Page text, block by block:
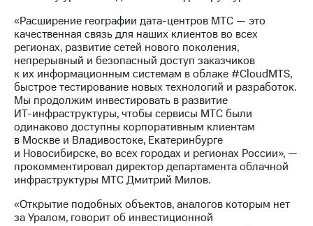
Личный
кабинет
акционера
Акционерный
капитал
Контроль
и
аудит
Рынок
акций
Описание
Программа
приобретения
Порядок
выкупа
«Расширение географии дата-центров МТС — это
качественная связь для наших клиентов во всех
регионах, развитие сетей нового поколения,
непрерывный и безопасный доступ заказчиков
к их информационным системам в облаке #CloudMTS,
быстрое тестирование новых технологий и разработок.
Мы продолжим инвестировать в развитие
ИТ-инфраструктуры, чтобы сервисы МТС были
одинаково доступны корпоративным клиентам
в Москве и Владивостоке, Екатеринбурге
и Новосибирске, во всех городах и регионах России», —
прокомментировал директор департамента облачной
инфраструктуры МТС Дмитрий Милов.
«Открытие подобных объектов, аналогов которым нет
за Уралом, говорит об инвестиционной